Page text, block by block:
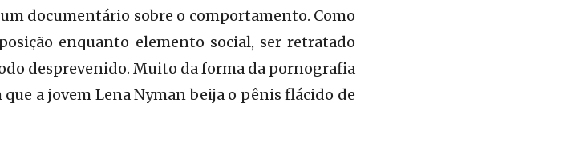
documentário sobre o comportamento. Como
enquanto elemento social, ser retratado
desprevenido. Muito da forma da pornografia
a jovem Lena Nyman beija o pênis flácido de